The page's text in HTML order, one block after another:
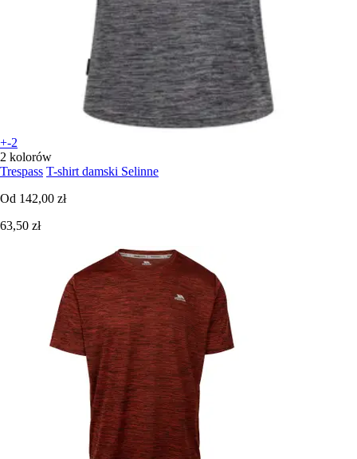
+-2
2 kolorów
Trespass T-shirt damski Selinne
Od 142,00 zł
63,50 zł